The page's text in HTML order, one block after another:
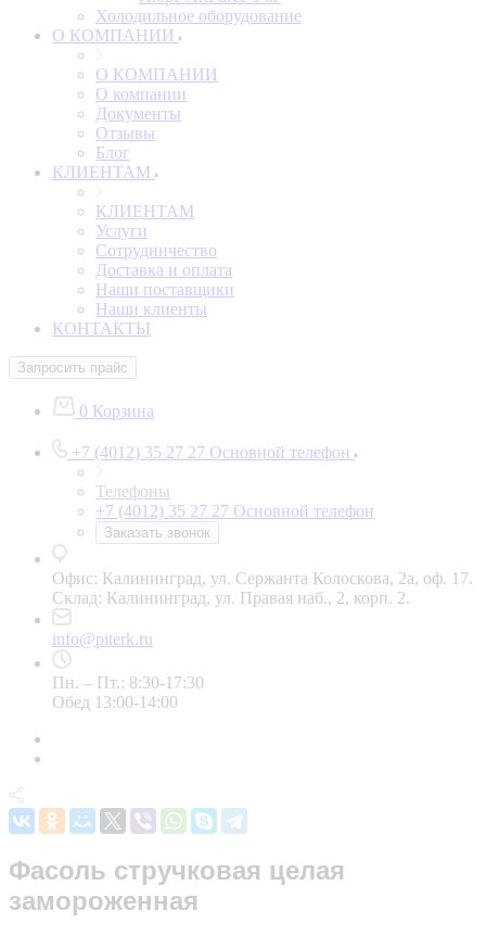
Холодильное оборудование
О КОМПАНИИ
О КОМПАНИИ
О компании
Документы
Отзывы
Блог
КЛИЕНТАМ
КЛИЕНТАМ
Услуги
Сотрудничество
Доставка и оплата
Наши поставщики
Наши клиенты
КОНТАКТЫ
Запросить прайс
0 Корзина
+7 (4012) 35 27 27 Основной телефон
Телефоны
+7 (4012) 35 27 27 Основной телефон
Заказать звонок
Офис: Калининград, ул. Сержанта Колоскова, 2а, оф. 17.
Склад: Калининград, ул. Правая наб., 2, корп. 2.
info@piterk.ru
Пн. – Пт.: 8:30-17:30
Обед 13:00-14:00
Фасоль стручковая целая
замороженная